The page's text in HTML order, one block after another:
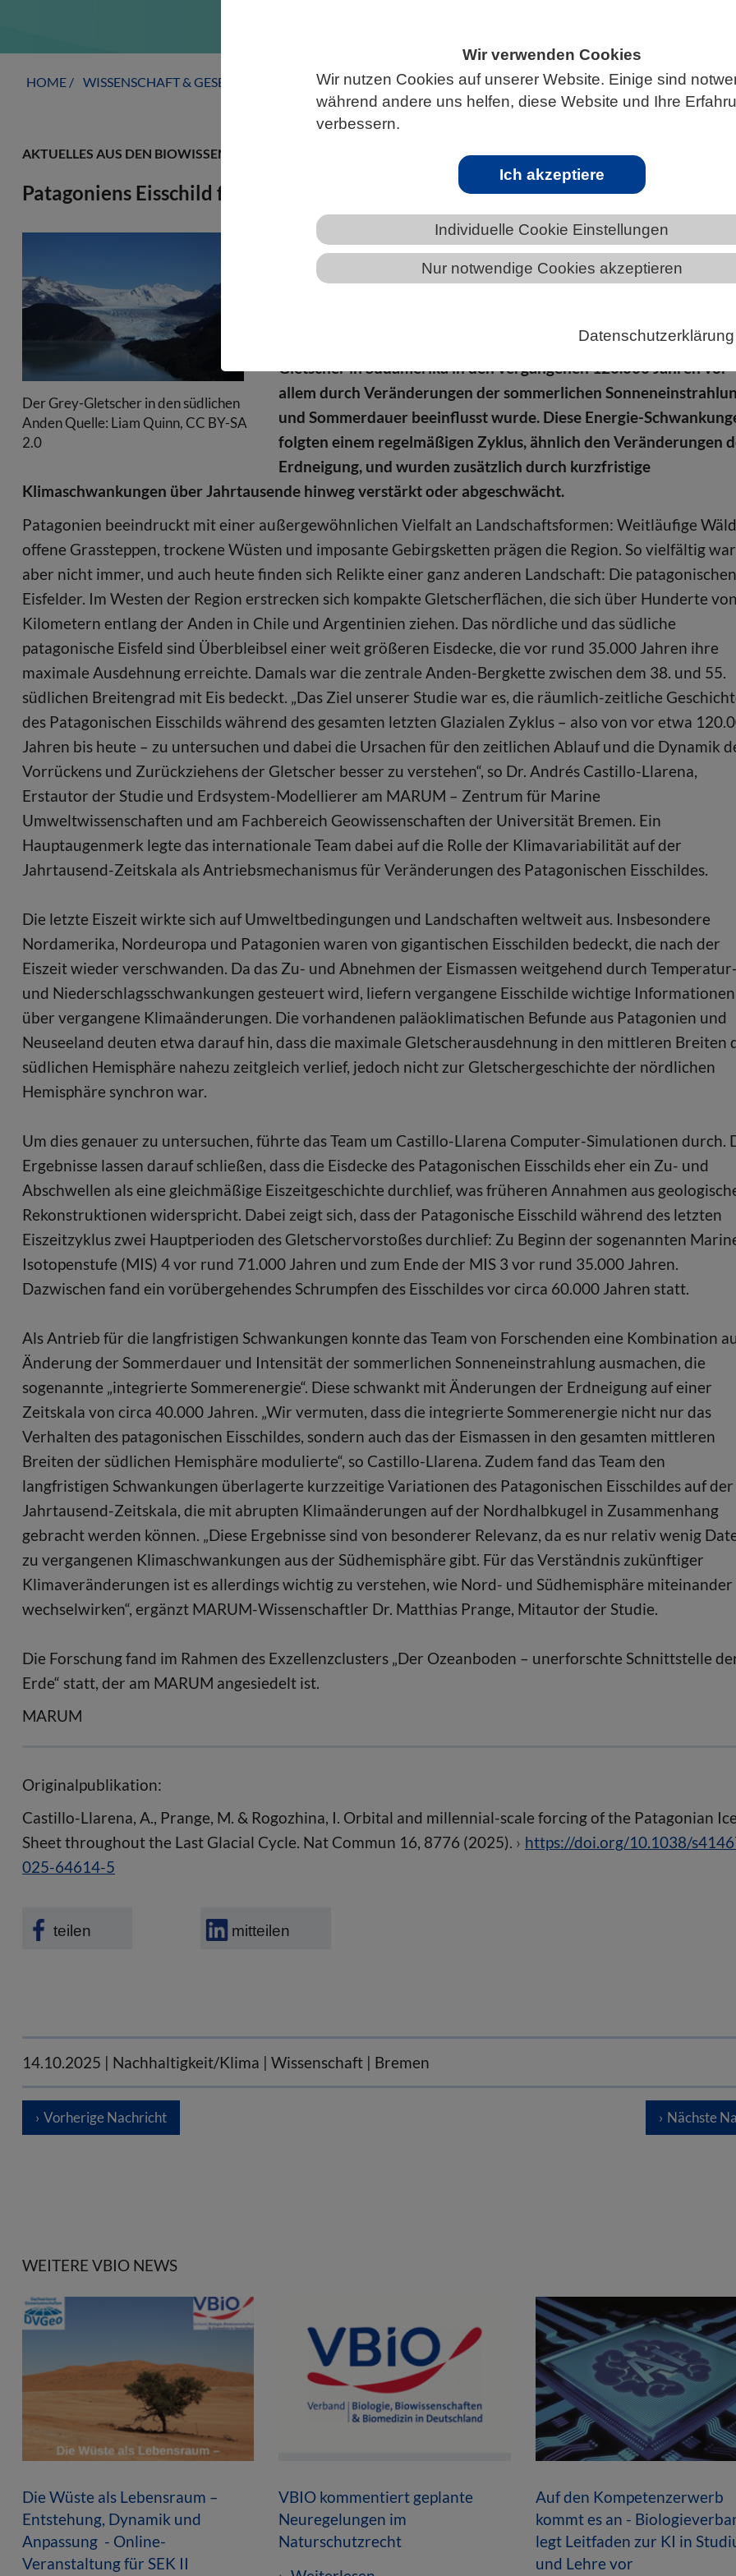
Wir verwenden Cookies
Wir nutzen Cookies auf unserer Website. Einige sind
während andere uns helfen, diese Website und Ihre
verbessern.
Ich akzeptiere
Individuelle Cookie Einstellungen
Nur notwendige Cookies akzeptieren
Datenschutzerklärung
HOME WISSENSCHAFT & GESELLSCHAFT AKTUELLES
AKTUELLES AUS DEN BIOWISSENSCHAFTEN
Patagoniens Eisschild folgte seinem eigenen Takt
Der Grey-Gletscher in den südlichen
Anden Quelle: Liam Quinn, CC BY-SA
2.0
Was beeinflusste die Ausdehnung der patagonischen Eisdecke
während der letzten Eiszeit? Dieser Frage ist ein internationales
fanden Hinweise darauf, dass das Vorrücken und Zurückweichen
Gletscher in Südamerika in den vergangenen 120.000 Jahren vor
allem durch Veränderungen der sommerlichen
und Sommerdauer beeinflusst wurde. Diese Energie-
folgten einem regelmäßigen Zyklus, ähnlich den Veränderungen
Erdneigung, und wurden zusätzlich durch kurzfristige
Klimaschwankungen über Jahrtausende hinweg verstärkt oder abgeschwächt.
Patagonien beeindruckt mit einer außergewöhnlichen Vielfalt an Landschaftsformen: Weitläufige
offene Grassteppen, trockene Wüsten und imposante Gebirgsketten prägen die Region. So vielfältig
aber nicht immer, und auch heute finden sich Relikte einer ganz anderen Landschaft: Die patagonischen
Eisfelder. Im Westen der Region erstrecken sich kompakte Gletscherflächen, die sich über Hunderte von
Kilometern entlang der Anden in Chile und Argentinien ziehen. Das nördliche und das südliche
patagonische Eisfeld sind Überbleibsel einer weit größeren Eisdecke, die vor rund 35.000 Jahren ihre
maximale Ausdehnung erreichte. Damals war die zentrale Anden-Bergkette zwischen dem 38. und 55.
südlichen Breitengrad mit Eis bedeckt. „Das Ziel unserer Studie war es, die räumlich-zeitliche
des Patagonischen Eisschilds während des gesamten letzten Glazialen Zyklus – also von vor etwa
Jahren bis heute – zu untersuchen und dabei die Ursachen für den zeitlichen Ablauf und die Dynamik
Vorrückens und Zurückziehens der Gletscher besser zu verstehen“, so Dr. Andrés Castillo-Llarena,
Erstautor der Studie und Erdsystem-Modellierer am MARUM – Zentrum für Marine
Umweltwissenschaften und am Fachbereich Geowissenschaften der Universität Bremen. Ein
Hauptaugenmerk legte das internationale Team dabei auf die Rolle der Klimavariabilität auf der
Jahrtausend-Zeitskala als Antriebsmechanismus für Veränderungen des Patagonischen Eisschildes.
Die letzte Eiszeit wirkte sich auf Umweltbedingungen und Landschaften weltweit aus. Insbesondere
Nordamerika, Nordeuropa und Patagonien waren von gigantischen Eisschilden bedeckt, die nach der
Eiszeit wieder verschwanden. Da das Zu- und Abnehmen der Eismassen weitgehend durch Temperatur-
und Niederschlagsschwankungen gesteuert wird, liefern vergangene Eisschilde wichtige Informationen
über vergangene Klimaänderungen. Die vorhandenen paläoklimatischen Befunde aus Patagonien und
Neuseeland deuten etwa darauf hin, dass die maximale Gletscherausdehnung in den mittleren Breiten
südlichen Hemisphäre nahezu zeitgleich verlief, jedoch nicht zur Gletschergeschichte der nördlichen
Hemisphäre synchron war.
Um dies genauer zu untersuchen, führte das Team um Castillo-Llarena Computer-Simulationen durch.
Ergebnisse lassen darauf schließen, dass die Eisdecke des Patagonischen Eisschilds eher ein Zu- und
Abschwellen als eine gleichmäßige Eiszeitgeschichte durchlief, was früheren Annahmen aus
Rekonstruktionen widerspricht. Dabei zeigt sich, dass der Patagonische Eisschild während des letzten
Eiszeitzyklus zwei Hauptperioden des Gletschervorstoßes durchlief: Zu Beginn der sogenannten
Isotopenstufe (MIS) 4 vor rund 71.000 Jahren und zum Ende der MIS 3 vor rund 35.000 Jahren.
Dazwischen fand ein vorübergehendes Schrumpfen des Eisschildes vor circa 60.000 Jahren statt.
Als Antrieb für die langfristigen Schwankungen konnte das Team von Forschenden eine Kombination
Änderung der Sommerdauer und Intensität der sommerlichen Sonneneinstrahlung ausmachen, die
sogenannte „integrierte Sommerenergie“. Diese schwankt mit Änderungen der Erdneigung auf einer
Zeitskala von circa 40.000 Jahren. „Wir vermuten, dass die integrierte Sommerenergie nicht nur das
Verhalten des patagonischen Eisschildes, sondern auch das der Eismassen in den gesamten mittleren
Breiten der südlichen Hemisphäre modulierte“, so Castillo-Llarena. Zudem fand das Team den
langfristigen Schwankungen überlagerte kurzzeitige Variationen des Patagonischen Eisschildes auf der
Jahrtausend-Zeitskala, die mit abrupten Klimaänderungen auf der Nordhalbkugel in Zusammenhang
gebracht werden können. „Diese Ergebnisse sind von besonderer Relevanz, da es nur relativ wenig
zu vergangenen Klimaschwankungen aus der Südhemisphäre gibt. Für das Verständnis zukünftiger
Klimaveränderungen ist es allerdings wichtig zu verstehen, wie Nord- und Südhemisphäre miteinander
wechselwirken“, ergänzt MARUM-Wissenschaftler Dr. Matthias Prange, Mitautor der Studie.
Die Forschung fand im Rahmen des Exzellenzclusters „Der Ozeanboden – unerforschte Schnittstelle
Erde“ statt, der am MARUM angesiedelt ist.
MARUM
Originalpublikation:
Castillo-Llarena, A., Prange, M. & Rogozhina, I. Orbital and millennial-scale forcing of the Patagonian Ice
Sheet throughout the Last Glacial Cycle. Nat Commun 16, 8776 (2025).
https://doi.org/10.1038/
025-64614-5
teilen mitteilen
14.10.2025 | Nachhaltigkeit/Klima | Wissenschaft | Bremen
Vorherige Nachricht Nächste
WEITERE VBIO NEWS
Die Wüste als Lebensraum –
Entstehung, Dynamik und
Anpassung - Online-
Veranstaltung für SEK II
VBIO kommentiert geplante
Neuregelungen im
Naturschutzrecht
Auf den Kompetenzerwerb
kommt es an -
legt Leitfaden zur KI in
und Lehre vor